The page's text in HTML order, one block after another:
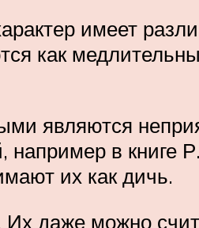
имеет
как
являются
например в книге Р.
их как дичь.
Их даже можно